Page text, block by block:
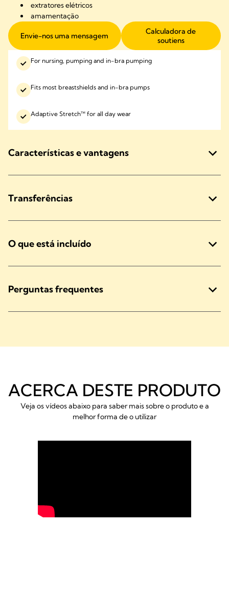
extratoreselétricos
amamentação
Envie-nos uma mensagem
Calculadora de
soutiens
For nursing, pumping and in-bra pumping
Fits most breastshields and in-bra pumps
Adaptive Stretch™ for all day wear
Características e vantagens
Transferências
O que está incluído
Perguntas frequentes
ACERCA DESTE PRODUTO
Veja os vídeos abaixo para saber mais sobre o produto e a
melhor forma de o utilizar